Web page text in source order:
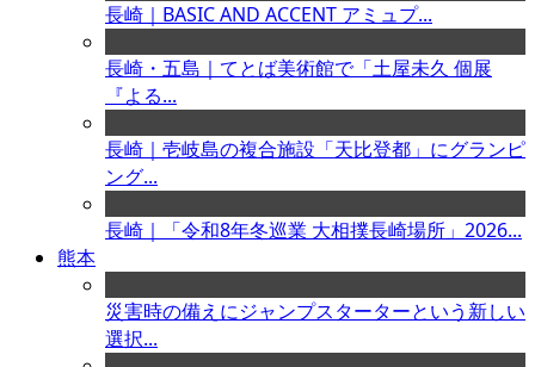
長崎｜BASIC AND ACCENT アミュプ...
長崎・五島｜てとば美術館で「土屋未久 個展
『よる...
長崎｜壱岐島の複合施設「天比登都」にグランピ
ング...
長崎｜「令和8年冬巡業 大相撲長崎場所」2026...
熊本
災害時の備えにジャンプスターターという新しい
選択...